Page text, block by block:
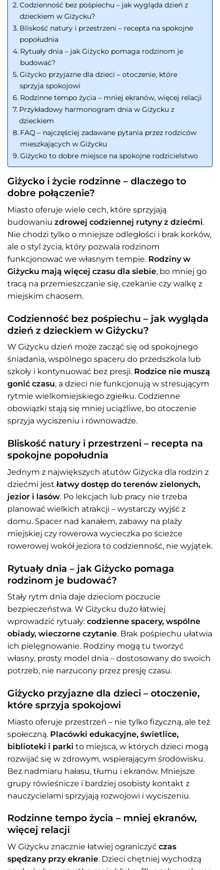
Codzienność bez pośpiechu – jak wygląda dzień z
dzieckiem w Giżycku?
Bliskość natury i przestrzeni – recepta na spokojne
popołudnia
Rytuały dnia – jak Giżycko pomaga rodzinom je
budować?
Giżycko przyjazne dla dzieci – otoczenie, które
sprzyja spokojowi
Rodzinne tempo życia – mniej ekranów, więcej relacji
Przykładowy harmonogram dnia w Giżycku z
dzieckiem
FAQ – najczęściej zadawane pytania przez rodziców
mieszkających w Giżycku
Giżycko to dobre miejsce na spokojne rodzicielstwo
Giżycko i życie rodzinne – dlaczego to
dobre połączenie?
Miasto oferuje wiele cech, które sprzyjają
budowaniu zdrowej codziennej rutyny z dziećmi.
Nie chodzi tylko o mniejsze odległości i brak korków,
ale o styl życia, który pozwala rodzinom
funkcjonować we własnym tempie. Rodziny w
Giżycku mają więcej czasu dla siebie, bo mniej go
tracą na przemieszczanie się, czekanie czy walkę z
miejskim chaosem.
Codzienność bez pośpiechu – jak wygląda
dzień z dzieckiem w Giżycku?
W Giżycku dzień może zacząć się od spokojnego
śniadania, wspólnego spaceru do przedszkola lub
szkoły i kontynuować bez presji. Rodzice nie muszą
gonić czasu, a dzieci nie funkcjonują w stresującym
rytmie wielkomiejskiego zgiełku. Codzienne
obowiązki stają się mniej uciążliwe, bo otoczenie
sprzyja wyciszeniu i równowadze.
Bliskość natury i przestrzeni – recepta na
spokojne popołudnia
Jednym z największych atutów Giżycka dla rodzin z
dziećmi jest łatwy dostęp do terenów zielonych,
jezior i lasów. Po lekcjach lub pracy nie trzeba
planować wielkich atrakcji – wystarczy wyjść z
domu. Spacer nad kanałem, zabawy na plaży
miejskiej czy rowerowa wycieczka po ścieżce
rowerowej wokół jeziora to codzienność, nie wyjątek.
Rytuały dnia – jak Giżycko pomaga
rodzinom je budować?
Stały rytm dnia daje dzieciom poczucie
bezpieczeństwa. W Giżycku dużo łatwiej
wprowadzić rytuały: codzienne spacery, wspólne
obiady, wieczorne czytanie. Brak pośpiechu ułatwia
ich pielęgnowanie. Rodziny mogą tu tworzyć
własny, prosty model dnia – dostosowany do swoich
potrzeb, nie narzucony przez presję czasu.
Giżycko przyjazne dla dzieci – otoczenie,
które sprzyja spokojowi
Miasto oferuje przestrzeń – nie tylko fizyczną, ale też
społeczną. Placówki edukacyjne, świetlice,
biblioteki i parki to miejsca, w których dzieci mogą
rozwijać się w zdrowym, wspierającym środowisku.
Bez nadmiaru hałasu, tłumu i ekranów. Mniejsze
grupy rówieśnicze i bardziej osobisty kontakt z
nauczycielami sprzyjają rozwojowi i wyciszeniu.
Rodzinne tempo życia – mniej ekranów,
więcej relacji
W Giżycku znacznie łatwiej ograniczyć czas
spędzany przy ekranie. Dzieci chętniej wychodzą